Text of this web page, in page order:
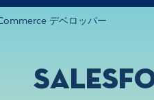
デベロッパー